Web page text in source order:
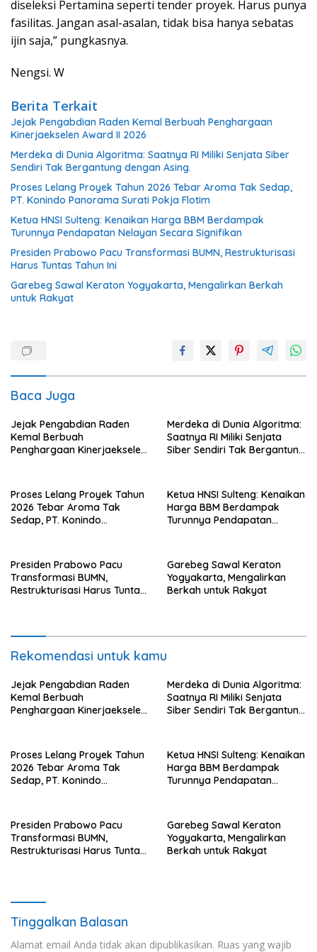
diseleksi Pertamina seperti tender proyek. Harus punya
fasilitas. Jangan asal-asalan, tidak bisa hanya sebatas
ijin saja,” pungkasnya.
Nengsi. W
Berita Terkait
Jejak Pengabdian Raden Kemal Berbuah Penghargaan
Kinerjaekselen Award II 2026
Merdeka di Dunia Algoritma: Saatnya RI Miliki Senjata Siber
Sendiri Tak Bergantung dengan Asing.
Proses Lelang Proyek Tahun 2026 Tebar Aroma Tak Sedap,
PT. Konindo Panorama Surati Pokja Flotim
Ketua HNSI Sulteng: Kenaikan Harga BBM Berdampak
Turunnya Pendapatan Nelayan Secara Signifikan
Presiden Prabowo Pacu Transformasi BUMN, Restrukturisasi
Harus Tuntas Tahun Ini
Garebeg Sawal Keraton Yogyakarta, Mengalirkan Berkah
untuk Rakyat
Baca Juga
Jejak Pengabdian Raden
Kemal Berbuah
Penghargaan Kinerjaekselen
Merdeka di Dunia Algoritma:
Saatnya RI Miliki Senjata
Siber Sendiri Tak Bergantung
Proses Lelang Proyek Tahun
2026 Tebar Aroma Tak
Sedap, PT. Konindo
Ketua HNSI Sulteng: Kenaikan
Harga BBM Berdampak
Turunnya Pendapatan
Presiden Prabowo Pacu
Transformasi BUMN,
Restrukturisasi Harus Tuntas
Garebeg Sawal Keraton
Yogyakarta, Mengalirkan
Berkah untuk Rakyat
Rekomendasi untuk kamu
Jejak Pengabdian Raden
Kemal Berbuah
Penghargaan Kinerjaekselen
Merdeka di Dunia Algoritma:
Saatnya RI Miliki Senjata
Siber Sendiri Tak Bergantung
Proses Lelang Proyek Tahun
2026 Tebar Aroma Tak
Sedap, PT. Konindo
Ketua HNSI Sulteng: Kenaikan
Harga BBM Berdampak
Turunnya Pendapatan
Presiden Prabowo Pacu
Transformasi BUMN,
Restrukturisasi Harus Tuntas
Garebeg Sawal Keraton
Yogyakarta, Mengalirkan
Berkah untuk Rakyat
Tinggalkan Balasan
Alamat email Anda tidak akan dipublikasikan. Ruas yang wajib